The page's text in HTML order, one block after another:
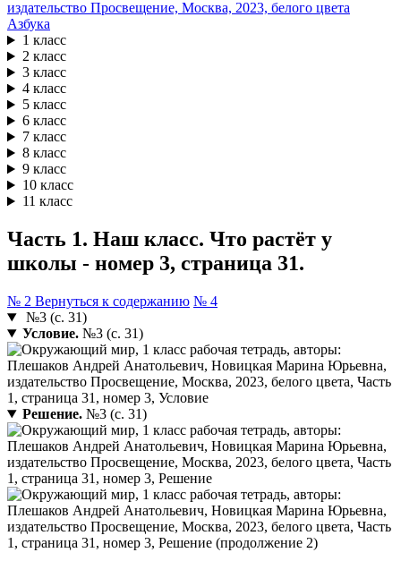
Азбука
1 класс
2 класс
3 класс
4 класс
5 класс
6 класс
7 класс
8 класс
9 класс
10 класс
11 класс
Часть 1. Наш класс. Что растёт у
школы - номер 3, страница 31.
№ 2 Вернуться к содержанию № 4
№3 (с. 31)
Условие.№3 (с. 31)
Решение.№3 (с. 31)